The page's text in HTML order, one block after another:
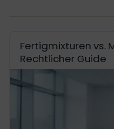
Fertigmixturen vs.
Rechtlicher Guide